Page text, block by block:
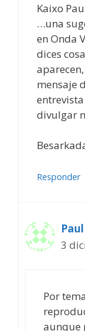
Kaixo
…una
en Onda
dices
mensaje
divulgar
Responder
3
Por
aunque